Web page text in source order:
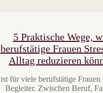
5 Praktische Wege,
berufstätige Frauen
Alltag reduzieren
ist für viele berufstätige Frauen
Begleiter. Zwischen Beruf,